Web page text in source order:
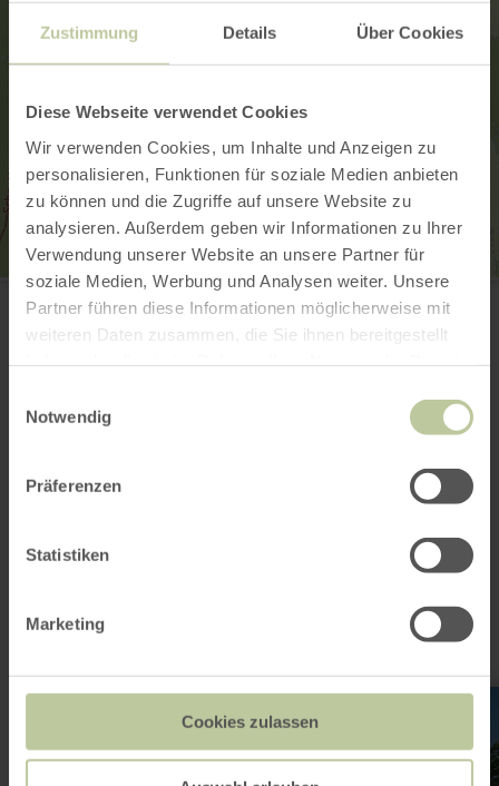
Zustimmung Details Über Cookies
Diese Webseite verwendet Cookies
Wir verwenden Cookies, um Inhalte und Anzeigen zu
personalisieren, Funktionen für soziale Medien anbieten
zu können und die Zugriffe auf unsere Website zu
analysieren. Außerdem geben wir Informationen zu Ihrer
Verwendung unserer Website an unsere Partner für
soziale Medien, Werbung und Analysen weiter. Unsere
Partner führen diese Informationen möglicherweise mit
weiteren Daten zusammen, die Sie ihnen bereitgestellt
Notwendig
Präferenzen
Statistiken
Marketing
Cookies zulassen
Biber-Camp Kronenburg
Seeuferstraße 5
53949 Kronenburg
Op kaart weergeven
Dit kan ook
meer
Mountainbike
Trainingszentrum